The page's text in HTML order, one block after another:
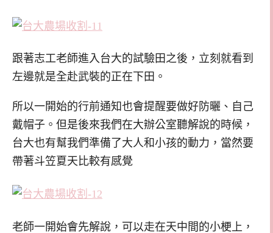
跟著志工老師進入台大的試驗田之後，立刻就看到
左邊就是全赴武裝的正在下田。
所以一開始的行前通知也會提醒要做好防曬、自己
戴帽子。但是後來我們在大辦公室聽解說的時候，
台大也有幫我們準備了大人和小孩的動力，當然要
帶著斗笠夏天比較有感覺
老師一開始會先解說，可以走在天中間的小梗上，